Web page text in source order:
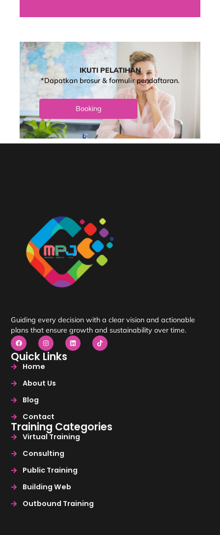
IKUTI PELATIHAN
*Dapatkan brosur & formulir pendaftaran.
Booking
Guiding every decision with a clear vision and actionable
plans that ensure growth and sustainability over time.
Quick Links
Home
About Us
Blog
Contact
Training Categories
Virtual Training
Consulting
Public Training
Building Web
Outbound Training